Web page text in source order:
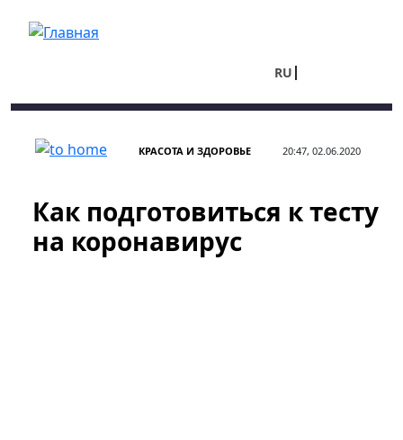
RU
КРАСОТА И ЗДОРОВЬЕ 20:47, 02.06.2020
Как подготовиться к тесту
на коронавирус